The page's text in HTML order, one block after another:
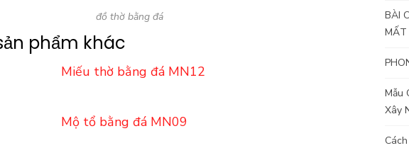
đồ thờ bằng đá
phẩm khác
Miếu thờ bằng đá MN12
Mộ tổ bằng đá MN09
BÀI
MẤT
Mẫu
Xây